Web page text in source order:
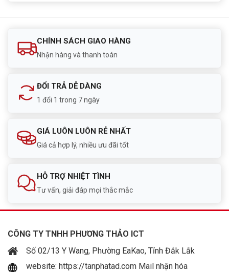
CHÍNH SÁCH GIAO HÀNG
Nhận hàng và thanh toán
ĐỔI TRẢ DỄ DÀNG
1 đổi 1 trong 7 ngày
GIÁ LUÔN LUÔN RẺ NHẤT
Giá cả hợp lý, nhiều ưu đãi tốt
HỖ TRỢ NHIỆT TÌNH
Tư vấn, giải đáp mọi thắc mắc
CÔNG TY TNHH PHƯƠNG THẢO ICT
Số 02/13 Y Wang, Phường EaKao, Tỉnh Đắk Lắk
website: https://tanphatad.com Mail nhận hóa